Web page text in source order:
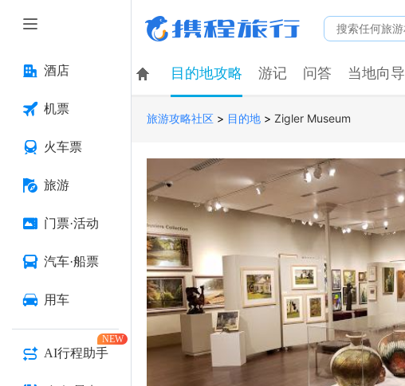
酒店
机票
火车票
旅游
门票·活动
汽车·船票
用车
AI行程助手
NEW
目的地攻略 游记 问答 当地向导
旅游攻略社区 > 目的地 > Zigler Museum